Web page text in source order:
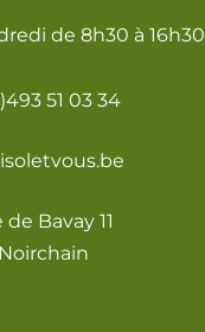
de 8h30 à 16h30
51 03 34
Bavay 11